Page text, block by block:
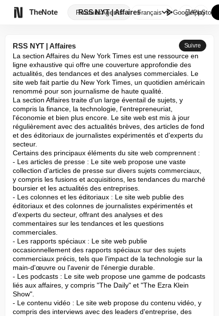
TheNote ProduitsAgents
RSS NYT | AffairesFrançais GooglePlay
AppStore
RSS NYT | Affaires Suivre
La section Affaires du New York Times est une ressource en
ligne exhaustive qui offre une couverture approfondie des
actualités, des tendances et des analyses commerciales. Le
site web fait partie du New York Times, un quotidien américain
renommé pour son journalisme de haute qualité.
La section Affaires traite d'un large éventail de sujets, y
compris la finance, la technologie, l'entrepreneuriat,
l'économie et bien plus encore. Le site web est mis à jour
régulièrement avec des actualités brèves, des articles de fond
et des éditoriaux de journalistes expérimentés et d'experts du
secteur.
Certains des principaux éléments du site web comprennent :
- Les articles de presse : Le site web propose une vaste
collection d'articles de presse sur divers sujets commerciaux,
y compris les fusions et acquisitions, les tendances du marché
boursier et les actualités des entreprises.
- Les colonnes et les éditoriaux : Le site web publie des
éditoriaux et des colonnes de journalistes expérimentés et
d'experts du secteur, offrant des analyses et des
commentaires sur les tendances et les questions
commerciales.
- Les rapports spéciaux : Le site web publie
occasionnellement des rapports spéciaux sur des sujets
commerciaux précis, tels que l'impact de la technologie sur la
main-d'œuvre ou l'avenir de l'énergie durable.
- Les podcasts : Le site web propose une gamme de podcasts
liés aux affaires, y compris "The Daily" et "The Ezra Klein
Show".
- Le contenu vidéo : Le site web propose du contenu vidéo, y
compris des interviews avec des leaders d'entreprise, des